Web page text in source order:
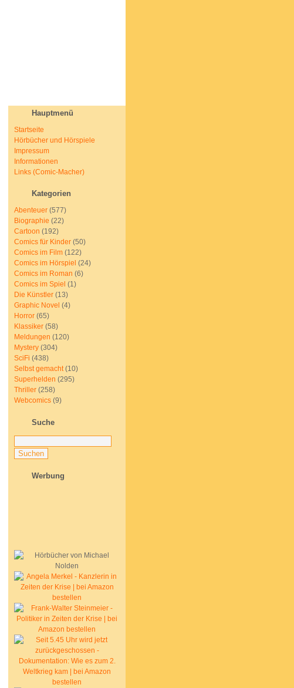
Hauptmenü
Startseite
Hörbücher und Hörspiele
Impressum
Informationen
Links (Comic-Macher)
Kategorien
Abenteuer (577)
Biographie (22)
Cartoon (192)
Comics für Kinder (50)
Comics im Film (122)
Comics im Hörspiel (24)
Comics im Roman (6)
Comics im Spiel (1)
Die Künstler (13)
Graphic Novel (4)
Horror (65)
Klassiker (58)
Meldungen (120)
Mystery (304)
SciFi (438)
Selbst gemacht(10)
Superhelden (295)
Thriller (258)
Webcomics (9)
Suche
Werbung